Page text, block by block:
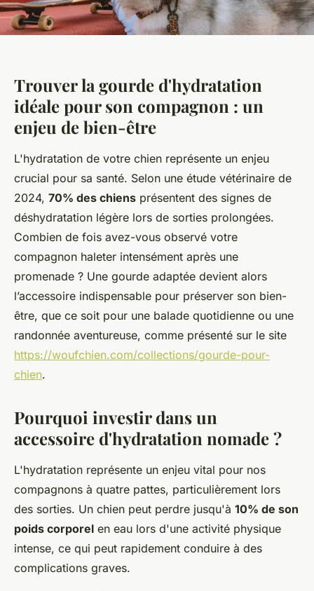
Trouver la gourde d'hydratation
idéale pour son compagnon : un
enjeu de bien-être
L'hydratation de votre chien représente un enjeu
crucial pour sa santé. Selon une étude vétérinaire de
2024, 70% des chiens présentent des signes de
déshydratation légère lors de sorties prolongées.
Combien de fois avez-vous observé votre
compagnon haleter intensément après une
promenade ? Une gourde adaptée devient alors
l’accessoire indispensable pour préserver son bien-
être, que ce soit pour une balade quotidienne ou une
randonnée aventureuse, comme présenté sur le site
https://woufchien.com/collections/gourde-pour-
chien.
Pourquoi investir dans un
accessoire d'hydratation nomade ?
L'hydratation représente un enjeu vital pour nos
compagnons à quatre pattes, particulièrement lors
des sorties. Un chien peut perdre jusqu'à 10% de son
poids corporel en eau lors d'une activité physique
intense, ce qui peut rapidement conduire à des
complications graves.